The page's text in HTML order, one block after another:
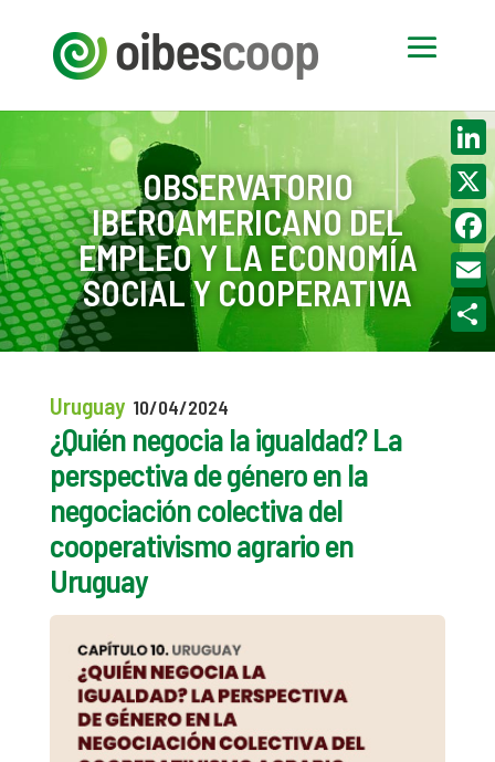
OBSERVATORIO
IBEROAMERICANO DEL
EMPLEO Y LA ECONOMÍA
SOCIAL Y COOPERATIVA
Uruguay 10/04/2024
¿Quién negocia la igualdad? La
perspectiva de género en la
negociación colectiva del
cooperativismo agrario en
Uruguay
X
Email